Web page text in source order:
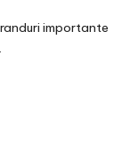
importante